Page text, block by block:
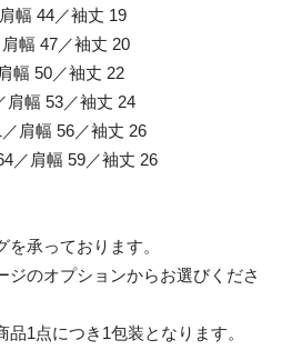
幅 44／袖丈 19
幅 47／袖丈 20
幅 50／袖丈 22
肩幅 53／袖丈 24
肩幅 56／袖丈 26
／肩幅 59／袖丈 26
承っております。
ジのオプションからお選びくださ
1点につき1包装となります。